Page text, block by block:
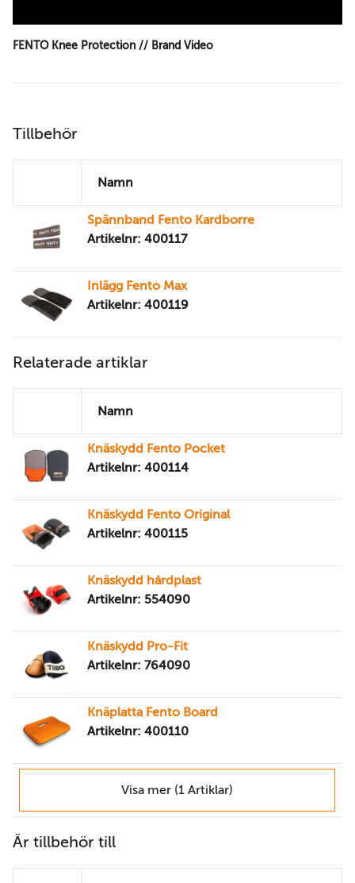
FENTO Knee Protection // Brand Video
Tillbehör
Namn
Spännband Fento Kardborre
Artikelnr: 400117
Inlägg Fento Max
Artikelnr: 400119
Relaterade artiklar
Namn
Knäskydd Fento Pocket
Artikelnr: 400114
Knäskydd Fento Original
Artikelnr: 400115
Knäskydd hårdplast
Artikelnr: 554090
Knäskydd Pro-Fit
Artikelnr: 764090
Knäplatta Fento Board
Artikelnr: 400110
Visa mer (1 Artiklar)
Är tillbehör till